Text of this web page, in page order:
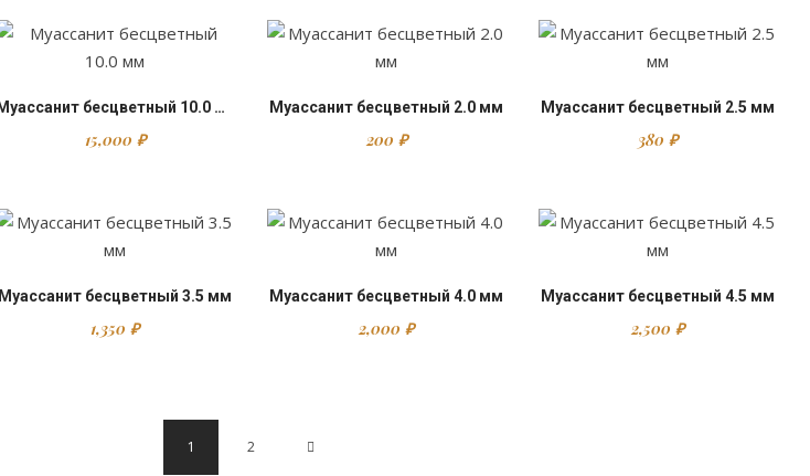
Муассанит бесцветный 10.0 мм
15,000 ₽
Муассанит бесцветный 2.0 мм
200 ₽
Муассанит бесцветный 2.5 мм
380 ₽
Муассанит бесцветный 3.5 мм
1,350 ₽
Муассанит бесцветный 4.0 мм
2,000 ₽
Муассанит бесцветный 4.5 мм
2,500 ₽
1 2